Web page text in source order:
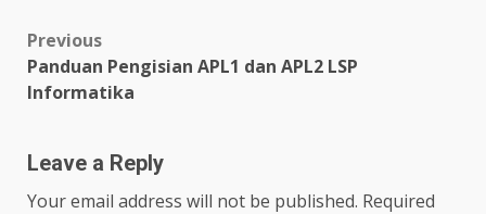
Post
navigation
Previous
Panduan Pengisian APL1 dan APL2 LSP
Informatika
Leave a Reply
Your email address will not be published. Required